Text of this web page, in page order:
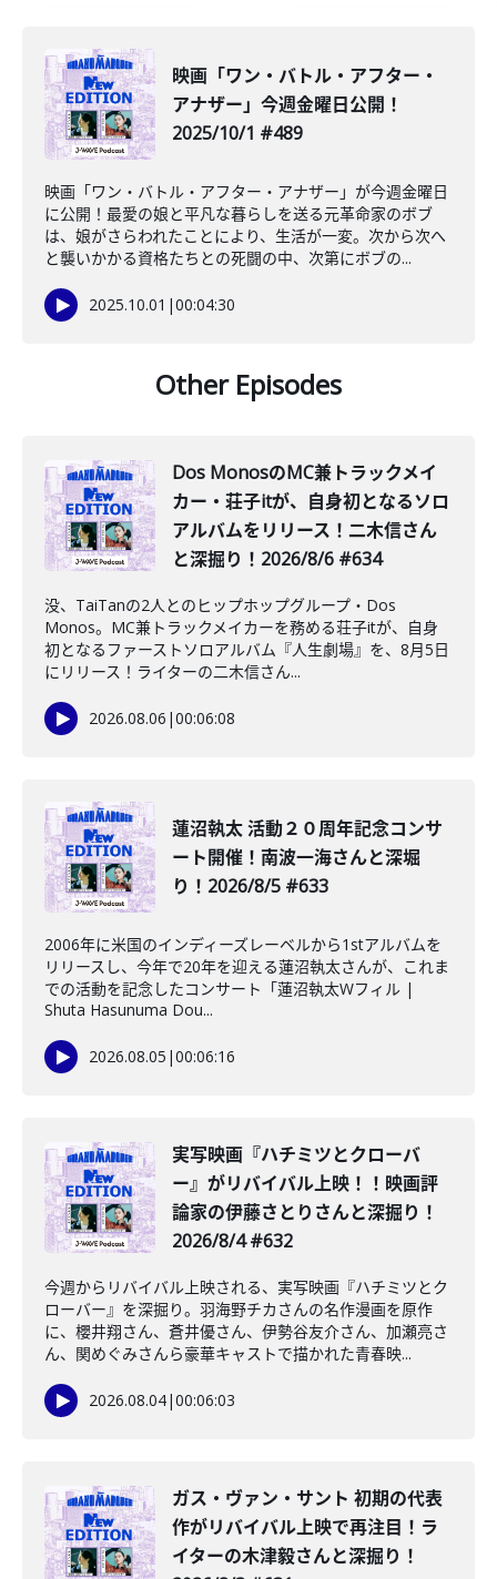
️映画「ワン・バトル・アフター・
アナザー」今週金曜日公開！
2025/10/1 #489
映画「ワン・バトル・アフター・アナザー」が今週金曜日
に公開！最愛の娘と平凡な暮らしを送る元革命家のボブ
は、娘がさらわれたことにより、生活が一変。次から次へ
と襲いかかる資格たちとの死闘の中、次第にボブの...
2025.10.01 |00:04:30
Other Episodes
Dos MonosのMC兼トラックメイ
カー・荘子itが、自身初となるソロ
アルバムをリリース！二木信さん
と深掘り！2026/8/6 #634
没、TaiTanの2人とのヒップホップグループ・Dos
Monos。MC兼トラックメイカーを務める荘子itが、自身
初となるファーストソロアルバム『人生劇場』を、8月5日
にリリース！ライターの二木信さん...
2026.08.06 |00:06:08
蓮沼執太 活動２０周年記念コンサ
ート開催！南波一海さんと深堀
り！2026/8/5 #633
2006年に米国のインディーズレーベルから1stアルバムを
リリースし、今年で20年を迎える蓮沼執太さんが、これま
での活動を記念したコンサート「蓮沼執太Wフィル |
Shuta Hasunuma Dou...
2026.08.05 |00:06:16
️実写映画『ハチミツとクローバ
ー』がリバイバル上映！！映画評
論家の伊藤さとりさんと深掘り！
2026/8/4 #632
今週からリバイバル上映される、実写映画『ハチミツとク
ローバー』を深掘り。羽海野チカさんの名作漫画を原作
に、櫻井翔さん、蒼井優さん、伊勢谷友介さん、加瀬亮さ
ん、関めぐみさんら豪華キャストで描かれた青春映...
2026.08.04|00:06:03
ガス・ヴァン・サント 初期の代表
作がリバイバル上映で再注目！ラ
イターの木津毅さんと深掘り！